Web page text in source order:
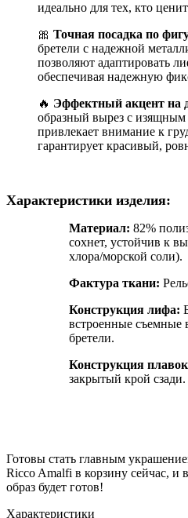
идеально для тех, кто
🎀 Точная посадка по
бретели с надежной
позволяют адаптировать
обеспечивая надежную
🔥 Эффектный акцент на
образный вырез с изящным
привлекает внимание к
гарантирует красивый,
Характеристики изделия:
Материал: 82%
сохнет, устойчив к
хлора/морской соли).
Фактура ткани:
Конструкция лифа:
встроенные съемные
бретели.
Конструкция
закрытый крой сзади.
Готовы стать главным
Ricco Amalfi в корзину сейчас, и
образ будет готов!
Характеристики